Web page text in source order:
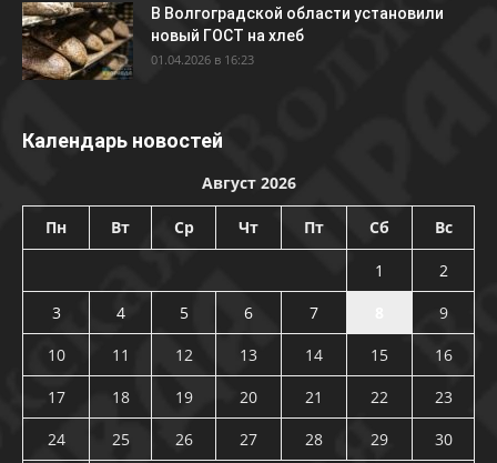
В Волгоградской области установили
новый ГОСТ на хлеб
01.04.2026 в 16:23
Календарь новостей
Август 2026
Пн Вт Ср Чт Пт Сб Вс
1
2
3
4 5 6 7
9
10
11 12 13 14 15
16
17
18 19 20 21 22
23
24
25 26 27 28 29
30